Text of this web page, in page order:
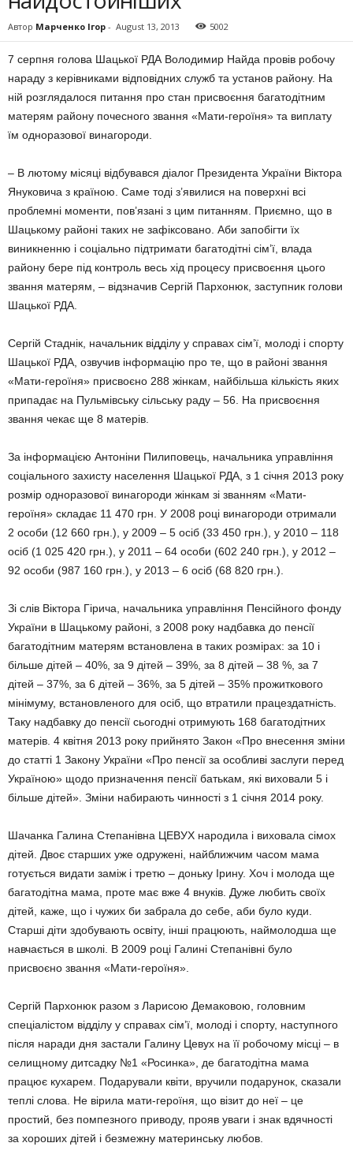
Автор Марченко Ігор - August 13, 2013 5002
7 серпня голова Шацької РДА Володимир Найда провів робочу
нараду з керівниками відповідних служб та установ району. На
ній розглядалося питання про стан присвоєння багатодітним
матерям району почесного звання «Мати-героїня» та виплату
їм одноразової винагороди.
– В лютому місяці відбувався діалог Президента України Віктора
Януковича з країною. Саме тоді з’явилися на поверхні всі
проблемні моменти, пов’язані з цим питанням. Приємно, що в
Шацькому районі таких не зафіксовано. Аби запобігти їх
виникненню і соціально підтримати багатодітні сім’ї, влада
району бере під контроль весь хід процесу присвоєння цього
звання матерям, – відзначив Сергій Пархонюк, заступник голови
Шацької РДА.
Сергій Стаднік, начальник відділу у справах сім’ї, молоді і спорту
Шацької РДА, озвучив інформацію про те, що в районі звання
«Мати-героїня» присвоєно 288 жінкам, найбільша кількість яких
припадає на Пульмівську сільську раду – 56. На присвоєння
звання чекає ще 8 матерів.
За інформацією Антоніни Пилиповець, начальника управління
соціального захисту населення Шацької РДА, з 1 січня 2013 року
розмір одноразової винагороди жінкам зі званням «Мати-
героїня» складає 11 470 грн. У 2008 році винагороди отримали
2 особи (12 660 грн.), у 2009 – 5 осіб (33 450 грн.), у 2010 – 118
осіб (1 025 420 грн.), у 2011 – 64 особи (602 240 грн.), у 2012 –
92 особи (987 160 грн.), у 2013 – 6 осіб (68 820 грн.).
Зі слів Віктора Гірича, начальника управління Пенсійного фонду
України в Шацькому районі, з 2008 року надбавка до пенсії
багатодітним матерям встановлена в таких розмірах: за 10 і
більше дітей – 40%, за 9 дітей – 39%, за 8 дітей – 38 %, за 7
дітей – 37%, за 6 дітей – 36%, за 5 дітей – 35% прожиткового
мінімуму, встановленого для осіб, що втратили працездатність.
Таку надбавку до пенсії сьогодні отримують 168 багатодітних
матерів. 4 квітня 2013 року прийнято Закон «Про внесення зміни
до статті 1 Закону України «Про пенсії за особливі заслуги перед
Україною» щодо призначення пенсії батькам, які виховали 5 і
більше дітей». Зміни набирають чинності з 1 січня 2014 року.
Шачанка Галина Степанівна ЦЕВУХ народила і виховала сімох
дітей. Двоє старших уже одружені, найближчим часом мама
готується видати заміж і третю – доньку Ірину. Хоч і молода ще
багатодітна мама, проте має вже 4 внуків. Дуже любить своїх
дітей, каже, що і чужих би забрала до себе, аби було куди.
Старші діти здобувають освіту, інші працюють, наймолодша ще
навчається в школі. В 2009 році Галині Степанівні було
присвоєно звання «Мати-героїня».
Сергій Пархонюк разом з Ларисою Демаковою, головним
спеціалістом відділу у справах сім’ї, молоді і спорту, наступного
після наради дня застали Галину Цевух на її робочому місці – в
селищному дитсадку №1 «Росинка», де багатодітна мама
працює кухарем. Подарували квіти, вручили подарунок, сказали
теплі слова. Не вірила мати-героїня, що візит до неї – це
простий, без помпезного приводу, прояв уваги і знак вдячності
за хороших дітей і безмежну материнську любов.